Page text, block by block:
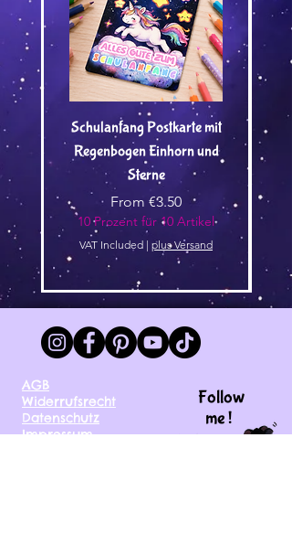
Schulanfang Postkarte mit
Regenbogen Einhorn und
Sterne
From €3.50
Sale Price
10 Prozent für 10 Artikel
VAT Included | plus Versand
AGB
Widerrufsrecht
Datenschutz
Impressum
Follow
me !